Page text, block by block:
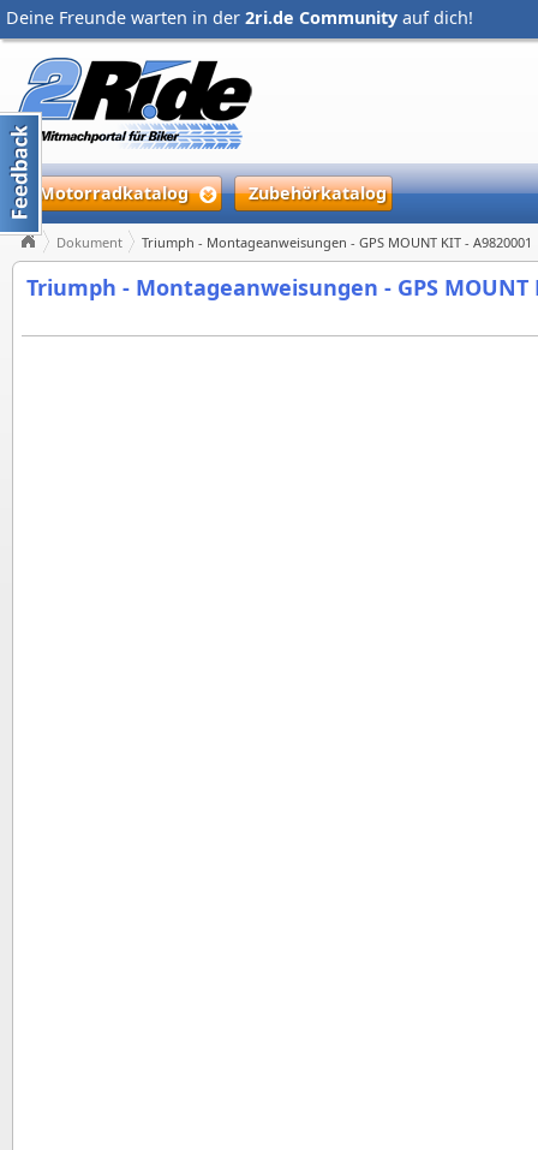
Deine Freunde warten in der 2ri.de Community auf dich!
Motorradkatalog Zubehörkatalog
Dokument Triumph - Montageanweisungen - GPS MOUNT KIT - A9820001
Triumph - Montageanweisungen - GPS MOUNT